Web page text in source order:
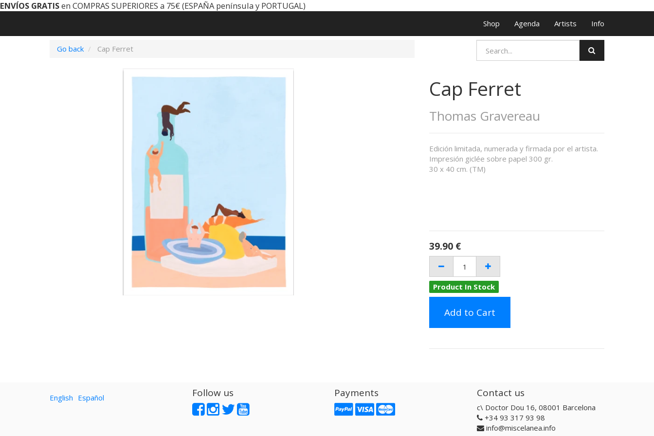
ENVÍOS GRATISen COMPRAS SUPERIORES a 75€ (ESPAÑA península y PORTUGAL)
Shop Agenda Artists Info
Go back Cap Ferret
Cap Ferret
Thomas Gravereau
Edición limitada, numerada y firmada por el artista.
Impresión giclée sobre papel 300 gr.
30 x 40 cm. (TM)
39.90 €
Product In Stock
Add to Cart
English Español Follow us Payments Contact us
c\ Doctor Dou 16, 08001 Barcelona
+34 93 317 93 98
info@miscelanea.info